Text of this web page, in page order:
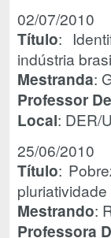
02/07/2010
Título:
indústria
Mestranda:
Professor
Local: DER/
25/06/2010
Título:
Mestrando:
Professora